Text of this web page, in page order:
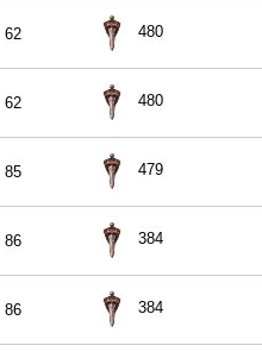
62 480
62 480
85 479
86 384
86 384